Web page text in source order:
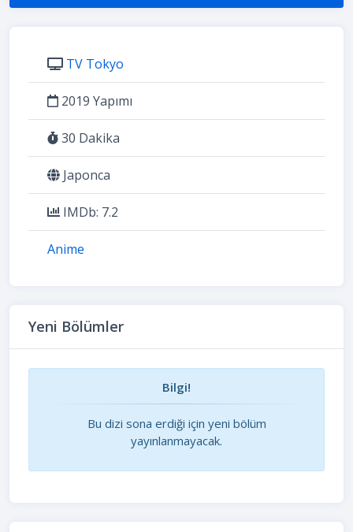
TV Tokyo
2019 Yapımı
30 Dakika
Japonca
IMDb: 7.2
Anime
Yeni Bölümler
Bilgi!
Bu dizi sona erdiği için yeni bölüm
yayınlanmayacak.